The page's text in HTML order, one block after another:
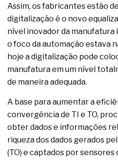
Assim, os fabricantes estão
digitalização é o novo
nível inovador da manufatura
o foco da automação estava
hoje a digitalização pode
manufatura em um nível
de maneira adequada.
A base para aumentar a
convergência de TI e TO,
obter dados e informações
riqueza dos dados gerados
(TO) e captados por